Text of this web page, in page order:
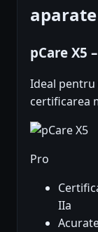
pCare X5
Ideal
certificarea
Pro
IIa